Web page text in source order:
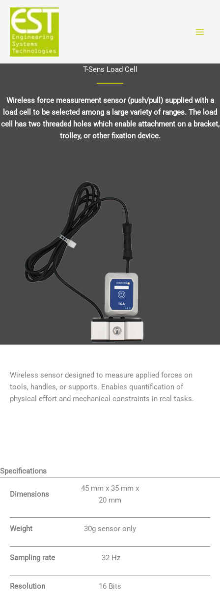
Zum
Inhalt
springen
T-Sens Load Cell
Wireless force measurement sensor (push/pull) supplied with a
load cell to be selected among a large variety of ranges. The load
cell has two threaded holes which enable attachment on a bracket,
trolley, or other fixation device.
Wireless sensor designed to measure applied forces on
tools, handles, or supports. Enables quantification of
physical effort and mechanical constraints in real tasks.
Specifications
Dimensions
45 mm x 35 mm x
20 mm
Weight 30g sensor only
Sampling rate 32 Hz
Resolution 16 Bits